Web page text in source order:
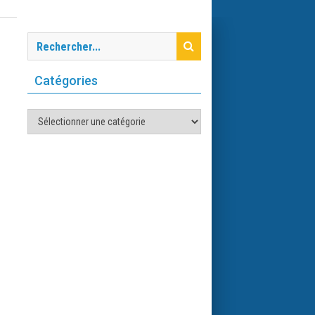
Catégories
Catégories